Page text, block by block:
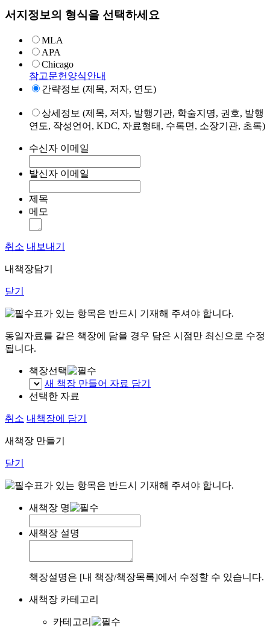
서지정보의 형식을 선택하세요
MLA
APA
Chicago
참고문헌양식안내
간략정보 (제목, 저자, 연도)
상세정보 (제목, 저자, 발행기관, 학술지명, 권호, 발행
연도, 작성언어, KDC, 자료형태, 수록면, 소장기관, 초록)
수신자 이메일
발신자 이메일
제목
메모
취소 내보내기
내책장담기
닫기
표가 있는 항목은 반드시 기재해 주셔야 합니다.
동일자료를 같은 책장에 담을 경우 담은 시점만 최신으로 수정
됩니다.
책장선택
새 책장 만들어 자료 담기
선택한 자료
취소 내책장에 담기
새책장 만들기
닫기
표가 있는 항목은 반드시 기재해 주셔야 합니다.
새책장 명
새책장 설명
책장설명은 [내 책장/책장목록]에서 수정할 수 있습니다.
새책장 카테고리
카테고리